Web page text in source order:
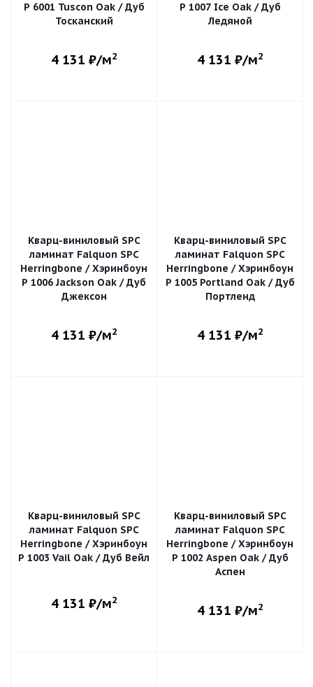
P 6001 Tuscon Oak / Дуб
Тосканский
4 131 ₽/м2
P 1007 Ice Oak / Дуб
Ледяной
4 131 ₽/м2
Кварц-виниловый SPC
ламинат Falquon SPC
Herringbone / Хэринбоун
P 1006 Jackson Oak / Дуб
Джексон
4 131 ₽/м2
Кварц-виниловый SPC
ламинат Falquon SPC
Herringbone / Хэринбоун
P 1005 Portland Oak / Дуб
Портленд
4 131 ₽/м2
Кварц-виниловый SPC
ламинат Falquon SPC
Herringbone / Хэринбоун
P 1003 Vail Oak / Дуб Вейл
4 131 ₽/м2
Кварц-виниловый SPC
ламинат Falquon SPC
Herringbone / Хэринбоун
P 1002 Aspen Oak / Дуб
Аспен
4 131 ₽/м2